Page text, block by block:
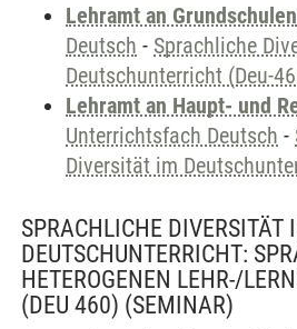
Lehramt an Grundschulen
Deutsch - Sprachliche
Deutschunterricht (Deu-
Lehramt an Haupt- und
Unterrichtsfach Deutsch -
Diversität im
SPRACHLICHE DIVERSITÄT
DEUTSCHUNTERRICHT:
HETEROGENEN LEHR-/
(DEU 460) (SEMINAR)